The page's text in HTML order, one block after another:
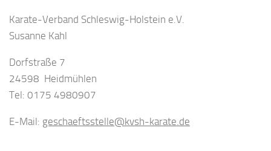
Karate-Verband Schleswig-Holstein e.V.
Susanne Kahl
Dorfstraße 7
24598 Heidmühlen
Tel: 0175 4980907
E-Mail: geschaeftsstelle@kvsh-karate.de